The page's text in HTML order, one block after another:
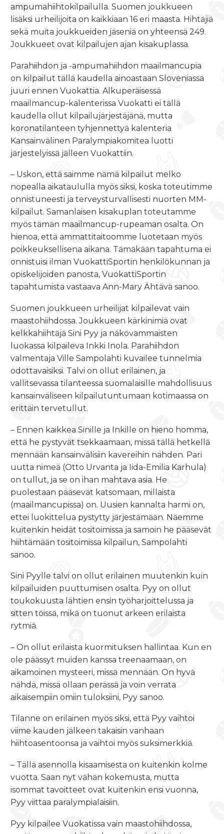
ampumahiihtokilpailulla. Suomen joukkueen
lisäksi urheilijoita on kaikkiaan 16 eri maasta. Hihtäjiä
sekä muita joukkueiden jäseniä on yhteensä 249.
Joukkueet ovat kilpailujen ajan kisakuplassa.
Parahiihdon ja -ampumahiihdon maailmancupia
on kilpailut tällä kaudella ainoastaan Sloveniassa
juuri ennen Vuokattia. Alkuperäisessä
maailmancup-kalenterissa Vuokatti ei tällä
kaudella ollut kilpailujärjestäjänä, mutta
koronatilanteen tyhjennettyä kalenteria
Kansainvälinen Paralympiakomitea luotti
järjestelyissä jälleen Vuokattiin.
– Uskon, että saimme nämä kilpailut melko
nopealla aikataululla myös siksi, koska toteutimme
onnistuneesti ja terveysturvallisesti nuorten MM-
kilpailut. Samanlaisen kisakuplan toteutamme
myös tämän maailmancup-rupeaman osalta. On
hienoa, että ammattitaitoomme luotetaan myös
poikkeuksellisena aikana. Tämäkään tapahtuma ei
onnistuisi ilman VuokattiSportin henkilökunnan ja
opiskelijoiden panosta, VuokattiSportin
tapahtumista vastaava Ann-Mary Ähtävä sanoo.
Suomen joukkueen urheilijat kilpailevat vain
maastohiihdossa. Joukkueen kärkinimiä ovat
kelkkahiihtäjä Sini Pyy ja näkövammaisten
luokassa kilpaileva Inkki Inola. Parahiihdon
valmentaja Ville Sampolahti kuvailee tunnelmia
odottavaisiksi. Talvi on ollut erilainen, ja
vallitsevassa tilanteessa suomalaisille mahdollisuus
kansainväliseen kilpailutuntumaan kotimaassa on
erittäin tervetullut.
– Ennen kaikkea Sinille ja Inkille on hieno homma,
että he pystyvät tsekkaamaan, missä tällä hetkellä
mennään kansainvälisiin kavereihin nähden. Pari
uutta nimeä (Otto Urvanta ja Iida-Emilia Karhula)
on tullut, ja se on ihan mahtava asia. He
puolestaan pääsevät katsomaan, millaista
(maailmancupissa) on. Uusien kannalta harmi on,
ettei luokittelua pystytty järjestämään. Näemme
kuitenkin heidät tositoimissa ja samoin he pääsevät
hiihtämään tositoimissa kilpailun, Sampolahti
sanoo.
Sini Pyylle talvi on ollut erilainen muutenkin kuin
kilpailuiden puuttumisen osalta. Pyy on ollut
toukokuusta lähtien ensin työharjoittelussa ja
sitten töissä, mikä on tuonut arkeen erilaista
rytmiä.
– On ollut erilaista kuormituksen hallintaa. Kun en
ole päässyt muiden kanssa treenaamaan, on
aikamoinen mysteeri, missä mennään. On hyvä
nähdä, missä ollaan perässä ja voin verrata
aikaisempiin omiin tuloksiini, Pyy sanoo.
Tilanne on erilainen myös siksi, että Pyy vaihtoi
viime kauden jälkeen takaisin vanhaan
hiihtoasentoonsa ja vaihtoi myös suksimerkkiä.
– Tällä asennolla kisaamisesta on kuitenkin kolme
vuotta. Saan nyt vähän kokemusta, mutta
isommat tavoitteet ovat kuitenkin ensi vuonna,
Pyy viittaa paralympialaisiin.
Pyy kilpailee Vuokatissa vain maastohiihdossa,